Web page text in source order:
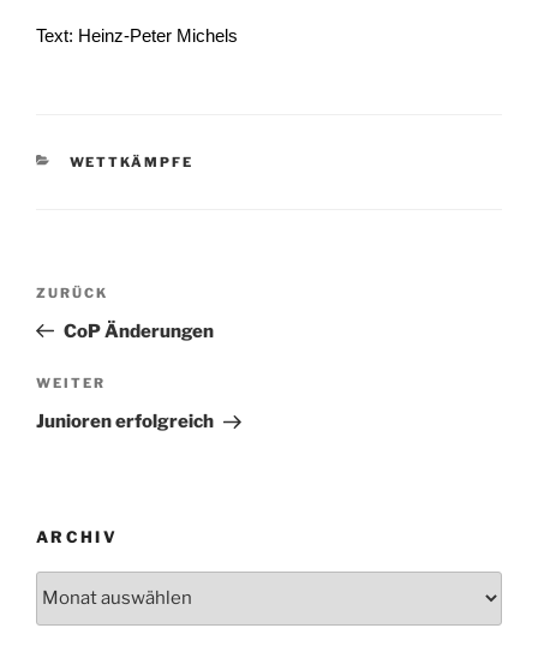
Text: Heinz-Peter Michels
KATEGORIEN
WETTKÄMPFE
Beitragsnavigation
Vorheriger
Beitrag
ZURÜCK
CoP Änderungen
Nächster
Beitrag
WEITER
Junioren erfolgreich
ARCHIV